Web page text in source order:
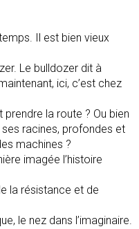
Il est bien vieux
Le bulldozer dit à
ici, c’est chez
prendre la route ? Ou bien
racines, profondes et
machines ?
imagée l’histoire
la résistance et de
le nez dans l’imaginaire.